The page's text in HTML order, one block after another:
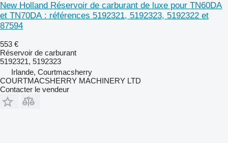
New Holland Réservoir de carburant de luxe pour TN60DA
et TN70DA : références 5192321, 5192323, 5192322 et
87594
553 €
Réservoir de carburant
5192321, 5192323
Irlande, Courtmacsherry
COURTMACSHERRY MACHINERY LTD
Contacter le vendeur